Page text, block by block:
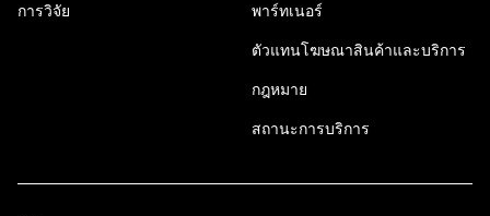
การวิจัย พาร์ทเนอร์
ตัวแทนโฆษณาสินค้าและบริการ
กฎหมาย
สถานะการบริการ